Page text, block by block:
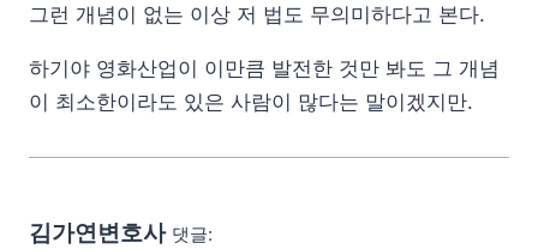
그런 개념이 없는 이상 저 법도 무의미하다고 본다.
하기야 영화산업이 이만큼 발전한 것만 봐도 그 개념
이 최소한이라도 있은 사람이 많다는 말이겠지만.
김가연변호사 댓글: